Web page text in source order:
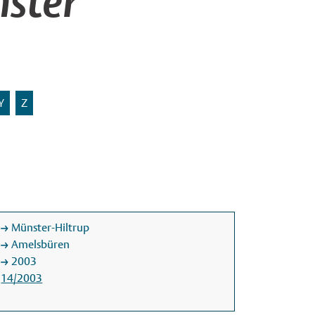
Z
Münster-Hiltrup
Amelsbüren
2003
14/2003